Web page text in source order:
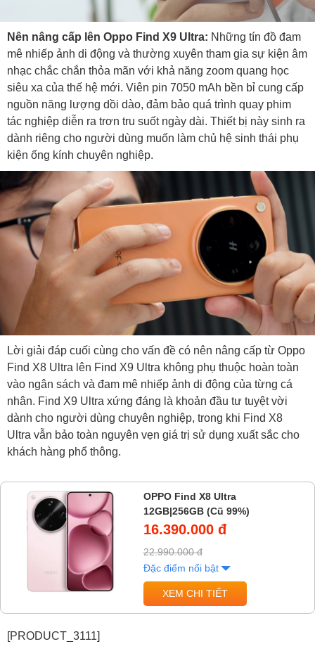
Nên nâng cấp lên Oppo Find X9 Ultra: Những tín đồ đam
mê nhiếp ảnh di động và thường xuyên tham gia sự kiện âm
nhạc chắc chắn thỏa mãn với khả năng zoom quang học
siêu xa của thế hệ mới. Viên pin 7050 mAh bền bỉ cung cấp
nguồn năng lượng dồi dào, đảm bảo quá trình quay phim
tác nghiệp diễn ra trơn tru suốt ngày dài. Thiết bị này sinh ra
dành riêng cho người dùng muốn làm chủ hệ sinh thái phụ
kiện ống kính chuyên nghiệp.
Lời giải đáp cuối cùng cho vấn đề có nên nâng cấp từ Oppo
Find X8 Ultra lên Find X9 Ultra không phụ thuộc hoàn toàn
vào ngân sách và đam mê nhiếp ảnh di động của từng cá
nhân. Find X9 Ultra xứng đáng là khoản đầu tư tuyệt vời
dành cho người dùng chuyên nghiệp, trong khi Find X8
Ultra vẫn bảo toàn nguyên vẹn giá trị sử dụng xuất sắc cho
khách hàng phổ thông.
OPPO Find X8 Ultra
12GB|256GB (Cũ 99%)
16.390.000 đ
22.990.000 đ
Đặc điểm nổi bật
XEM CHI TIẾT
[PRODUCT_ 3111]